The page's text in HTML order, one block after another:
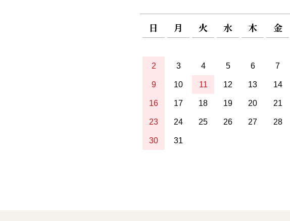
日 月 火 水 木 金
2 3 4 5 6 7
9 10 11 12 13 14
16 17 18 19 20 21
23 24 25 26 27 28
30 31